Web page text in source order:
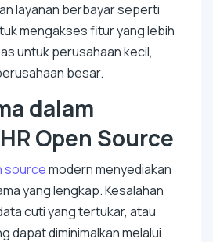
layanan berbayar seperti
mengakses fitur yang lebih
untuk perusahaan kecil,
besar.
dalam
HR Open Source
sourcemodern menyediakan
yang lengkap. Kesalahan
cuti yang tertukar, atau
dapat diminimalkan melalui